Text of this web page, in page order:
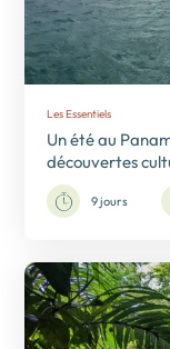
Les Essentiels
Un été au
découvertes
9 jours